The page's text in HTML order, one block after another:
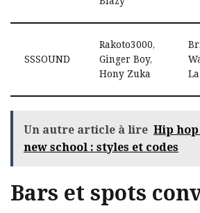
SSSOUND
Rakoto3000,
Ginger Boy,
Hony Zuka
Un autre article à lire Hip
new school : styles et codes
Bars et spots